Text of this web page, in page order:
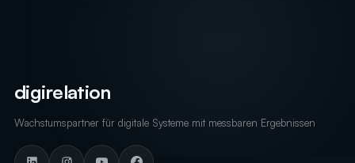
digirelation
Wachstumspartner für digitale Systeme mit messbaren Ergebnissen